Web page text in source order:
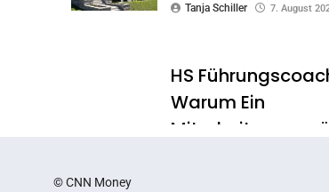
Tanja Schiller 7. August
HS
Warum Ein
© CNN Money